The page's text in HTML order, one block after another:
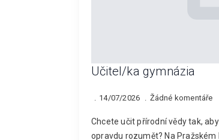
Učitel/ka gymnázia
14/07/2026 Žádné komentáře
Chcete učit přírodní vědy tak,
opravdu rozumět? Na